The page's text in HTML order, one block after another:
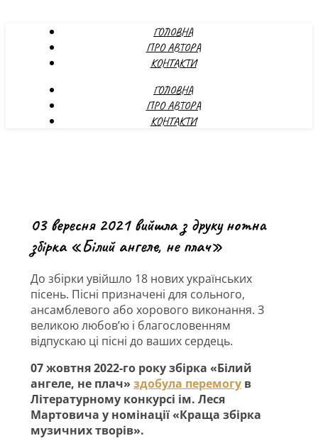
ГОЛОВНА
ПРО АВТОРА
КОНТАКТИ
ГОЛОВНА
ПРО АВТОРА
КОНТАКТИ
03 вересня 2021 вийшла з друку нотна
збірка «Білий ангеле, не плач»
До збірки увійшло 18 нових українських
пісень. Пісні призначені для сольного,
ансамблевого або хорового виконання. З
великою любов’ю і благословенням
відпускаю ці пісні до ваших сердець.
07 жовтня 2022-го року збірка «Білий
ангеле, не плач» здобула перемогу в
Літературному конкурсі ім. Леся
Мартовича у номінації «Краща збірка
музичних творів».